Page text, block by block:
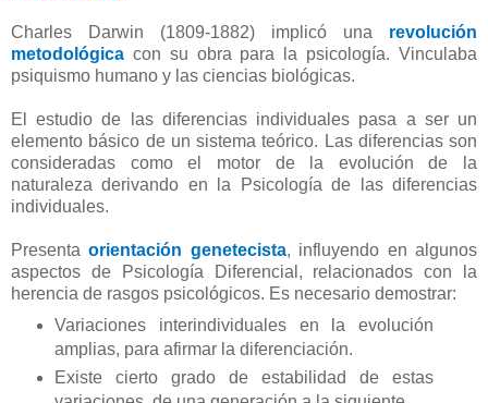
Charles Darwin (1809-1882) implicó una revolución
metodológica con su obra para la psicología. Vinculaba
psiquismo humano y las ciencias biológicas.
El estudio de las diferencias individuales pasa a ser un
elemento básico de un sistema teórico. Las diferencias son
consideradas como el motor de la evolución de la
naturaleza derivando en la Psicología de las diferencias
individuales.
Presentaorientación genetecista, influyendo en algunos
aspectos de Psicología Diferencial, relacionados con la
herencia de rasgos psicológicos. Es necesario demostrar:
Variaciones interindividuales en la evolución
amplias, para afirmar la diferenciación.
Existe cierto grado de estabilidad de estas